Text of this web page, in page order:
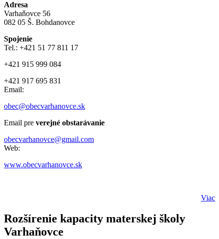
Adresa
Varhaňovce 56
082 05 Š. Bohdanovce
Spojenie
Tel.: +421 51 77 811 17
+421 915 999 084
+421 917 695 831
Email:
obec@obecvarhanovce.sk
Email pre verejné obstarávanie
obecvarhanovce@gmail.com
Web:
www.obecvarhanovce.sk
Viac
Rozšírenie kapacity materskej školy
Varhaňovce